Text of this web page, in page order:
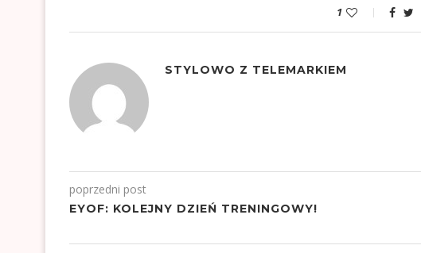
1
STYLOWO Z TELEMARKIEM
poprzedni post
EYOF: KOLEJNY DZIEŃ TRENINGOWY!